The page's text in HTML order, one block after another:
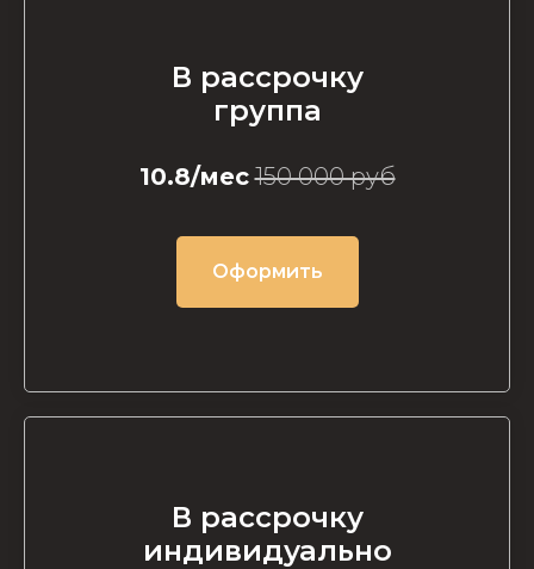
В рассрочку
группа
10.8/мес 150 000 руб
Оформить
В рассрочку
индивидуально